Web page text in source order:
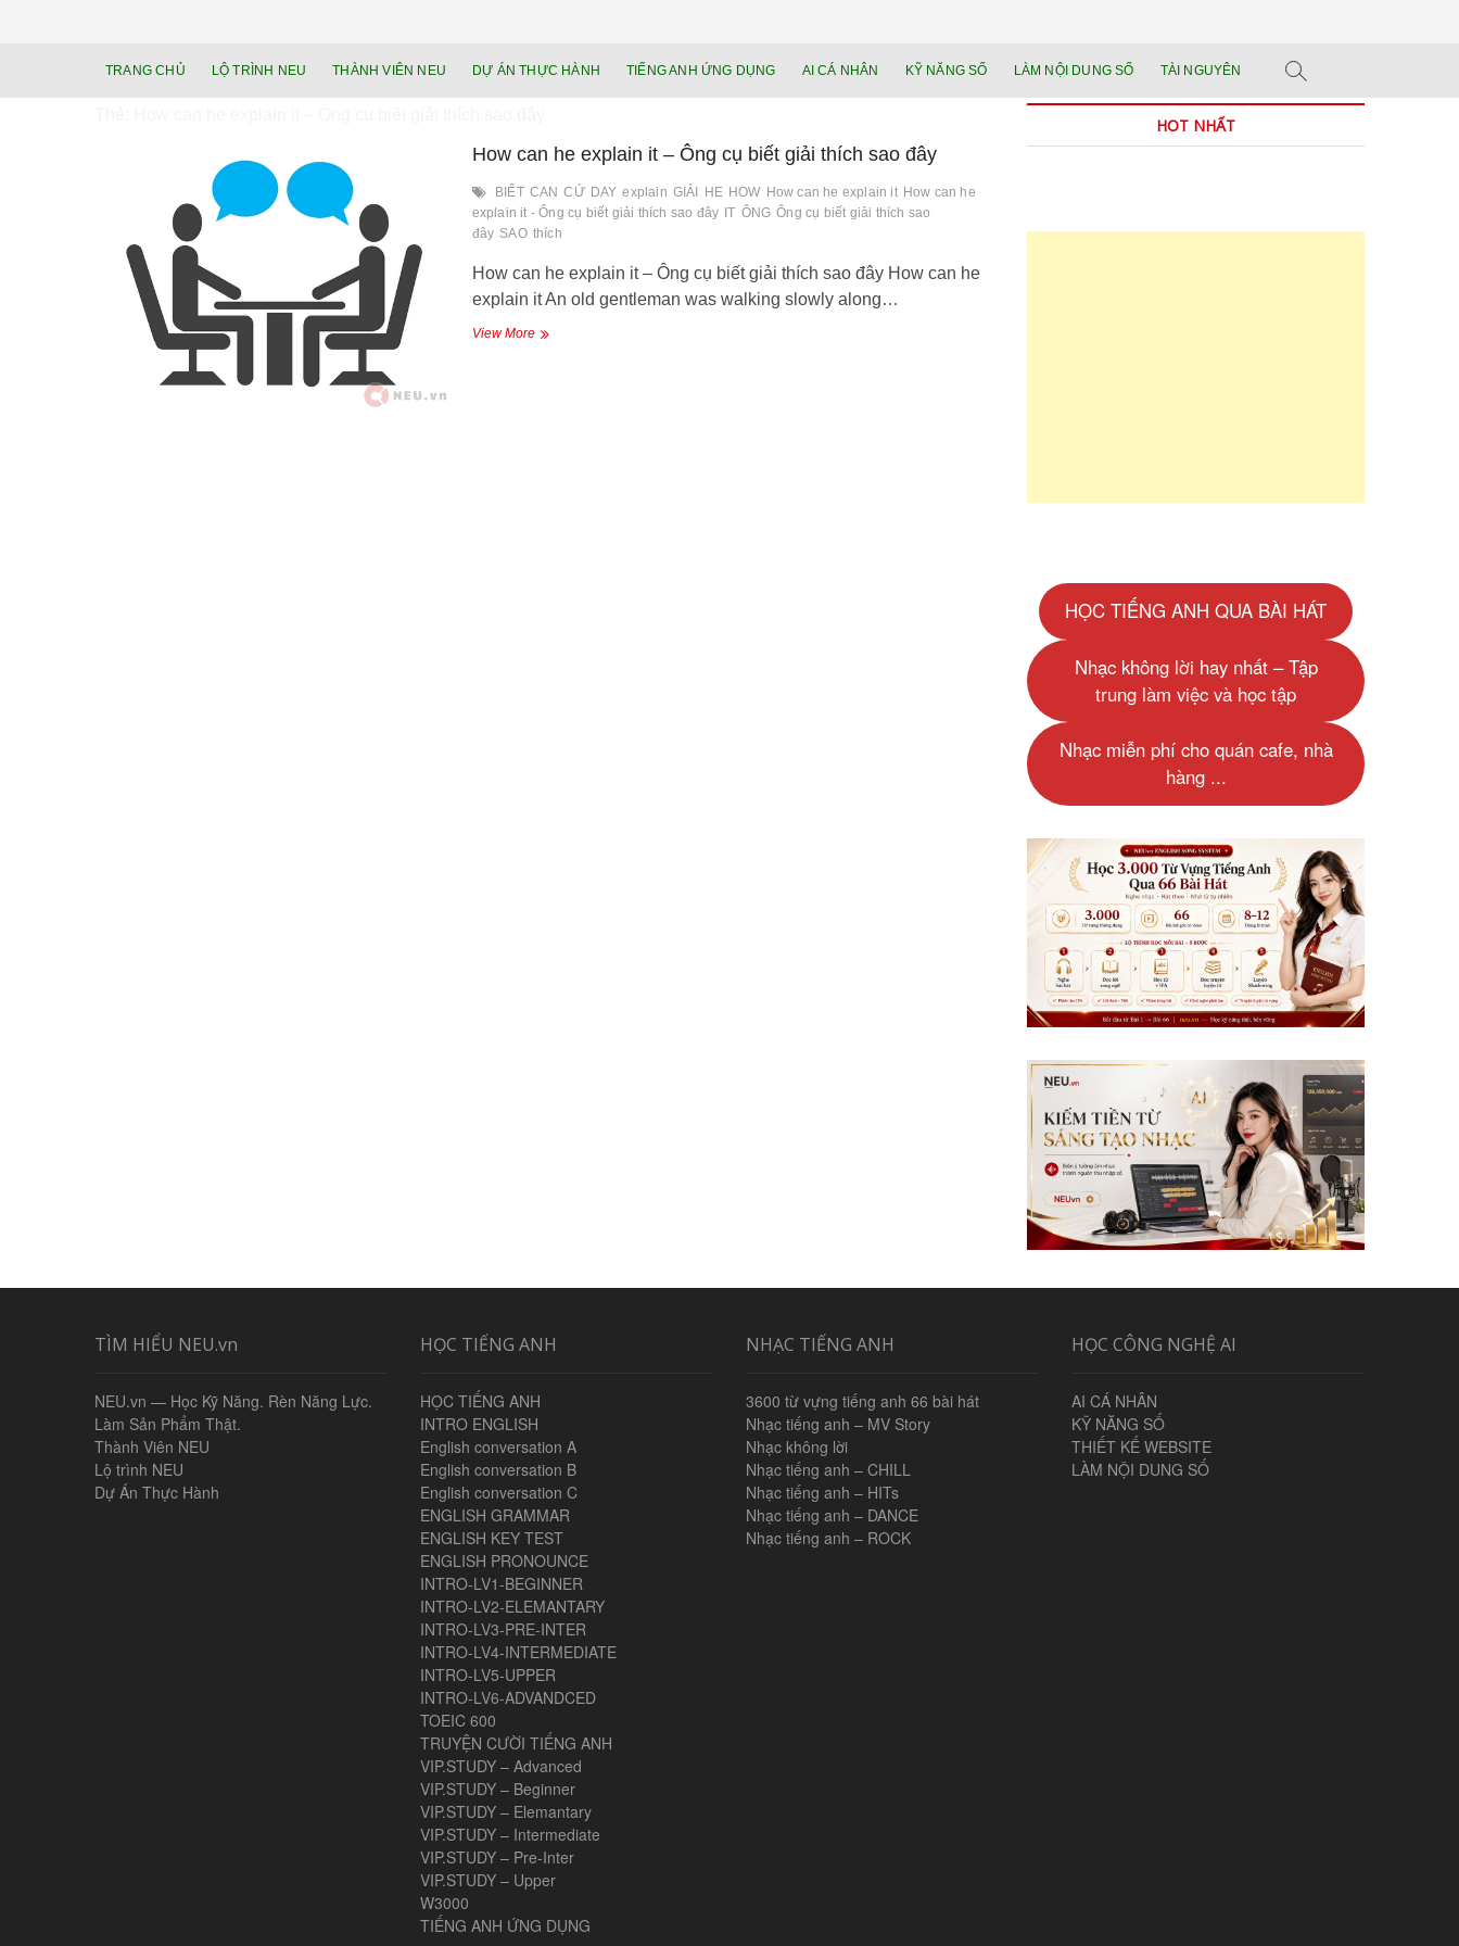
lực cá nhân trong thời đại AI
TRANG CHỦ LỘ TRÌNH NEU THÀNH VIÊN NEU DỰ ÁN THỰC HÀNH TIẾNG ANH ỨNG DỤNG AI CÁ NHÂN KỸ NĂNG SỐ LÀM NỘI DUNG SỐ TÀI NGUYÊN
How can he explain it – Ông cụ biết giải thích sao đây
BIẾT CAN CỨ DAY explain GIẢI HE HOW How can he explain it How can he
explain it - Ông cụ biết giải thích sao đây IT ÔNG Ông cụ biết giải thích sao
đây SAO thích
How can he explain it – Ông cụ biết giải thích sao đây How can he
explain it An old gentleman was walking slowly along…
View MoreHow
HOT NHẤT
HỌC TIẾNG ANH QUA BÀI HÁT
Nhạc không lời hay nhất – Tập
trung làm việc và học tập
Nhạc miễn phí cho quán cafe, nhà
hàng ...
TÌM HIỂU NEU.vn
NEU.vn — Học Kỹ Năng. Rèn Năng Lực.
Làm Sản Phẩm Thật.
Thành Viên NEU
Lộ trình NEU
Dự Án Thực Hành
HỌC TIẾNG ANH
HỌC TIẾNG ANH
INTRO ENGLISH
English conversation A
English conversation B
English conversation C
ENGLISH GRAMMAR
ENGLISH KEY TEST
ENGLISH PRONOUNCE
INTRO-LV1-BEGINNER
INTRO-LV2-ELEMANTARY
INTRO-LV3-PRE-INTER
INTRO-LV4-INTERMEDIATE
INTRO-LV5-UPPER
INTRO-LV6-ADVANDCED
TOEIC 600
TRUYỆN CƯỜI TIẾNG ANH
VIP.STUDY – Advanced
VIP.STUDY – Beginner
VIP.STUDY – Elemantary
VIP.STUDY – Intermediate
VIP.STUDY – Pre-Inter
VIP.STUDY – Upper
W3000
TIẾNG ANH ỨNG DỤNG
NHẠC TIẾNG ANH
3600 từ vựng tiếng anh 66 bài hát
Nhạc tiếng anh – MV Story
Nhạc không lời
Nhạc tiếng anh – CHILL
Nhạc tiếng anh – HITs
Nhạc tiếng anh – DANCE
Nhạc tiếng anh – ROCK
HỌC CÔNG NGHỆ AI
AI CÁ NHÂN
KỸ NĂNG SỐ
THIẾT KẾ WEBSITE
LÀM NỘI DUNG SỐ